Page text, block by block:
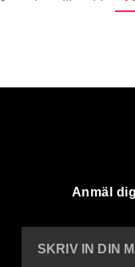
Anmäl
SKRIV IN DIN